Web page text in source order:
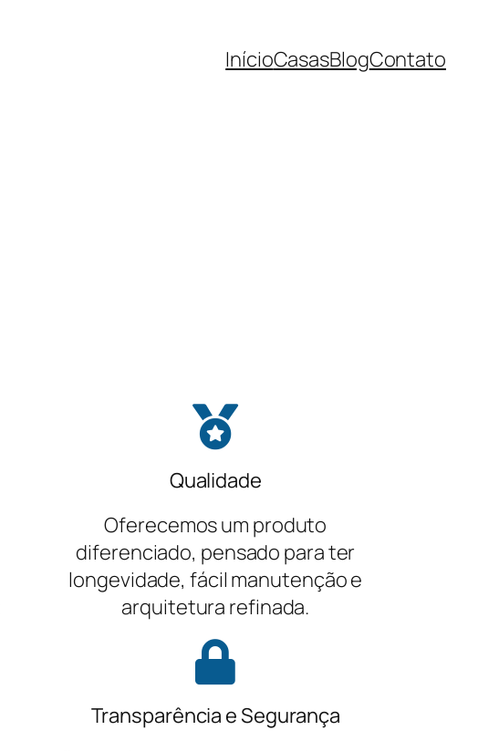
InícioCasasBlogContato
Qualidade
Oferecemos um produto
diferenciado, pensado para ter
longevidade, fácil manutenção e
arquitetura refinada.
Transparência e Segurança